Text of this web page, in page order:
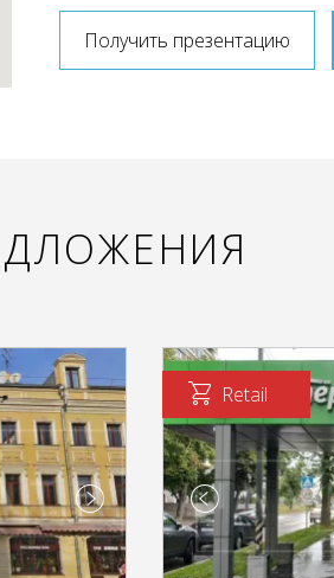
Получить презентацию
Retail